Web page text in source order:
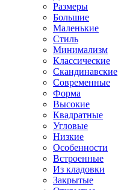
Размеры
Большие
Маленькие
Стиль
Минимализм
Классические
Скандинавские
Современные
Форма
Высокие
Квадратные
Угловые
Низкие
Особенности
Встроенные
Из кладовки
Закрытые